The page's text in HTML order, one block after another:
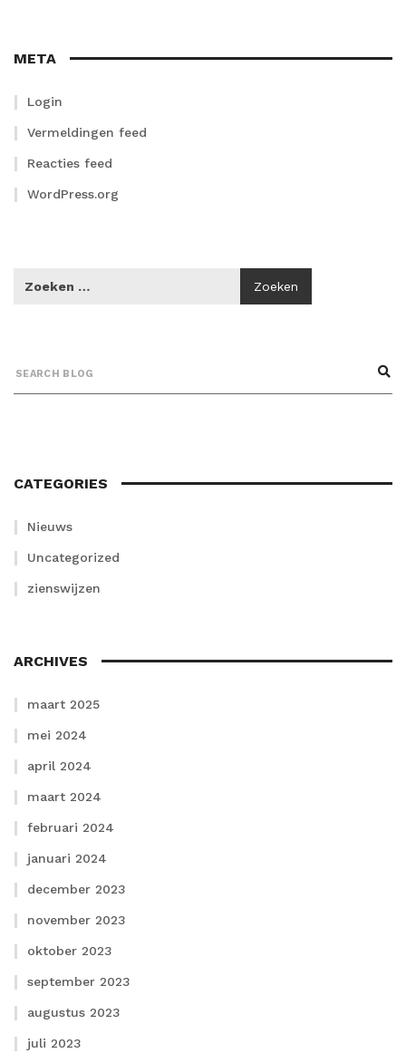
META
Login
Vermeldingen feed
Reacties feed
WordPress.org
CATEGORIES
Nieuws
Uncategorized
zienswijzen
ARCHIVES
maart 2025
mei 2024
april 2024
maart 2024
februari 2024
januari 2024
december 2023
november 2023
oktober 2023
september 2023
augustus 2023
juli 2023